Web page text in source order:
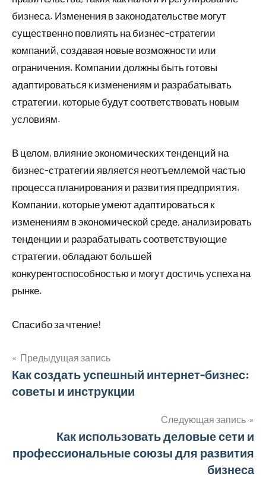
бизнеса. Изменения в законодательстве могут
существенно повлиять на бизнес-стратегии
компаний, создавая новые возможности или
ограничения. Компании должны быть готовы
адаптироваться к изменениям и разрабатывать
стратегии, которые будут соответствовать новым
условиям.
В целом, влияние экономических тенденций на
бизнес-стратегии является неотъемлемой частью
процесса планирования и развития предприятия.
Компании, которые умеют адаптироваться к
изменениям в экономической среде, анализировать
тенденции и разрабатывать соответствующие
стратегии, обладают большей
конкурентоспособностью и могут достичь успеха на
рынке.
Спасибо за чтение!
Навигация
по
Предыдущая запись
Как создать успешный интернет-бизнес:
советы и инструкции
Следующая запись
Как использовать деловые сети и
профессиональные союзы для развития
бизнеса